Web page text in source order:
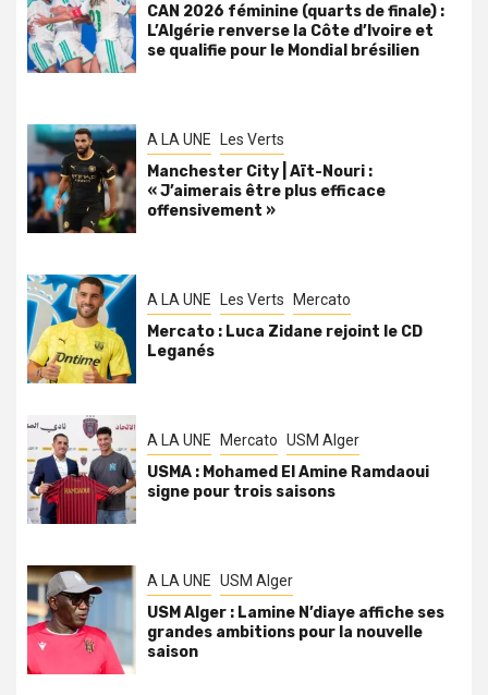
CAN 2026 féminine (quarts de finale) :
L’Algérie renverse la Côte d’Ivoire et
se qualifie pour le Mondial brésilien
A LA UNE Les Verts
Manchester City | Aït-Nouri :
« J’aimerais être plus efficace
offensivement »
A LA UNE Les Verts Mercato
Mercato : Luca Zidane rejoint le CD
Leganés
A LA UNE Mercato USM Alger
USMA : Mohamed El Amine Ramdaoui
signe pour trois saisons
A LA UNE USM Alger
USM Alger : Lamine N’diaye affiche ses
grandes ambitions pour la nouvelle
saison